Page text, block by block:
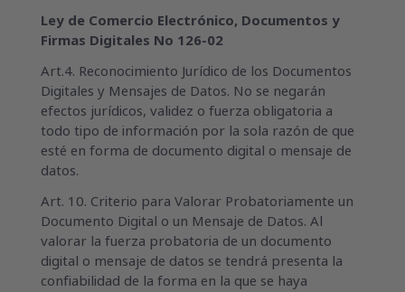
Ley de Comercio Electrónico, Documentos y
Firmas Digitales No 126-02
Art.4. Reconocimiento Jurídico de los Documentos
Digitales y Mensajes de Datos. No se negarán
efectos jurídicos, validez o fuerza obligatoria a
todo tipo de información por la sola razón de que
esté en forma de documento digital o mensaje de
datos.
Art. 10. Criterio para Valorar Probatoriamente un
Documento Digital o un Mensaje de Datos. Al
valorar la fuerza probatoria de un documento
digital o mensaje de datos se tendrá presenta la
confiabilidad de la forma en la que se haya